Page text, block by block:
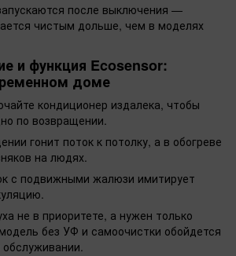
после выключения —
чистым дольше, чем в моделях
и функция Ecosensor:
доме
кондиционер издалека, чтобы
по возвращении.
гонит поток к потолку, а в обогреве
на людях.
с подвижными жалюзи имитирует
не в приоритете, а нужен только
без УФ и самоочистки обойдется